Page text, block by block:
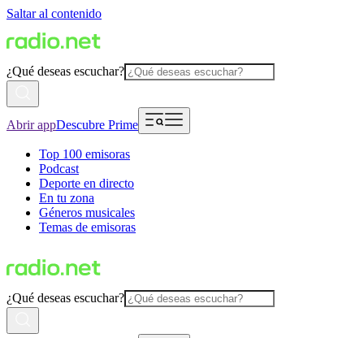
Saltar al contenido
¿Qué deseas escuchar?
Abrir appDescubre Prime
Top 100 emisoras
Podcast
Deporte en directo
En tu zona
Géneros musicales
Temas de emisoras
¿Qué deseas escuchar?